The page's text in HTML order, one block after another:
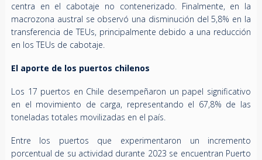
centra en el cabotaje no contenerizado. Finalmente, en la
macrozona austral se observó una disminución del 5,8% en la
transferencia de TEUs, principalmente debido a una reducción
en los TEUs de cabotaje.
El aporte de los puertos chilenos
Los 17 puertos en Chile desempeñaron un papel significativo
en el movimiento de carga, representando el 67,8% de las
toneladas totales movilizadas en el país.
Entre los puertos que experimentaron un incremento
porcentual de su actividad durante 2023 se encuentran Puerto